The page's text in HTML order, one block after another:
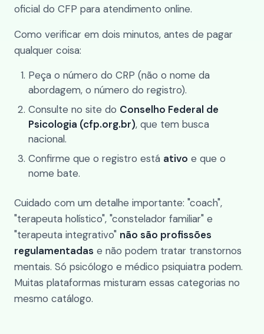
oficial do CFP para atendimento online.
Como verificar em dois minutos, antes de pagar
qualquer coisa:
Peça o número do CRP (não o nome da
abordagem, o número do registro).
Consulte no site do Conselho Federal de
Psicologia (cfp.org.br), que tem busca
nacional.
Confirme que o registro está ativo e que o
nome bate.
Cuidado com um detalhe importante: "coach",
"terapeuta holístico", "constelador familiar" e
"terapeuta integrativo" não são profissões
regulamentadas e não podem tratar transtornos
mentais. Só psicólogo e médico psiquiatra podem.
Muitas plataformas misturam essas categorias no
mesmo catálogo.